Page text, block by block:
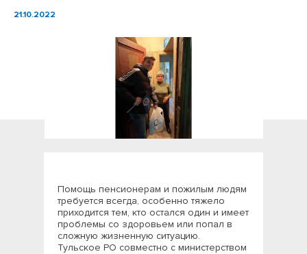
21.10.2022
Помощь пенсионерам и пожилым людям
требуется всегда, особенно тяжело
приходится тем, кто остался один и имеет
проблемы со здоровьем или попал в
сложную жизненную ситуацию.
Тульское РО совместно с министерством